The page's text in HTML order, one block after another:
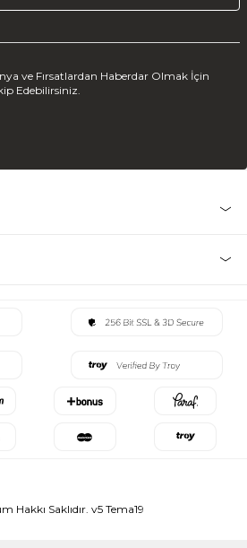
ve Fırsatlardan Haberdar Olmak İçin
Edebilirsiniz.
Hakkı Saklıdır. v5 Tema19